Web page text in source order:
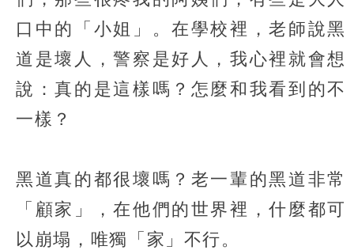
口中的「小姐」。在學校裡，老師說黑
道是壞人，警察是好人，我心裡就會想
說：真的是這樣嗎？怎麼和我看到的不
一樣？
黑道真的都很壞嗎？老一輩的黑道非常
「顧家」，在他們的世界裡，什麼都可
以崩塌，唯獨「家」不行。